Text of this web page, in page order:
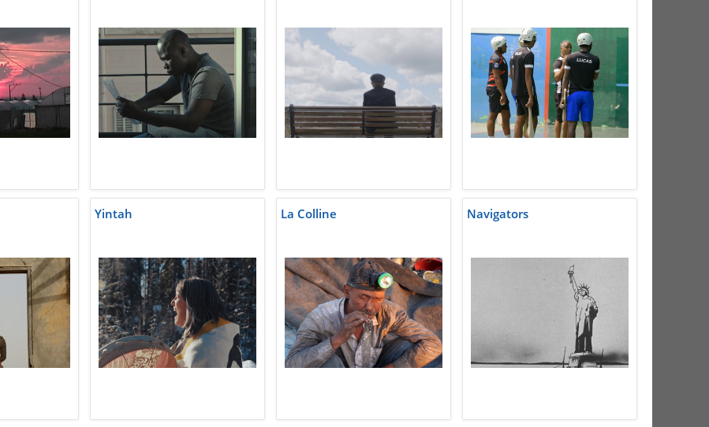
Yintah La Colline Navigators